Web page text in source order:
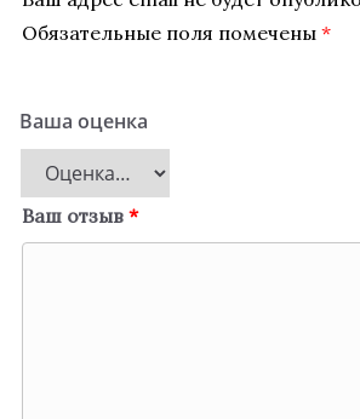
Обязательные поля помечены *
Ваша оценка
Ваш отзыв *